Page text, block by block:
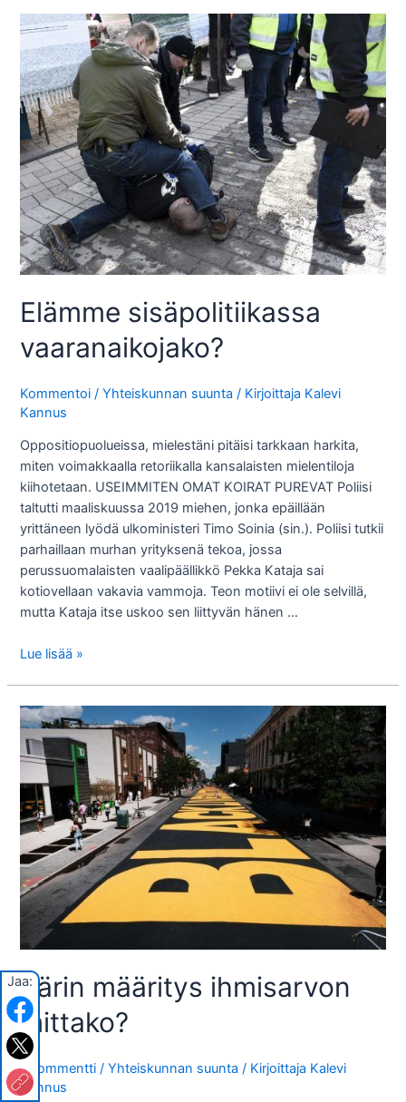
Elämme sisäpolitiikassa
vaaranaikojako?
Kommentoi /Yhteiskunnan suunta / Kirjoittaja Kalevi
Kannus
Oppositiopuolueissa, mielestäni pitäisi tarkkaan harkita,
miten voimakkaalla retoriikalla kansalaisten mielentiloja
kiihotetaan. USEIMMITEN OMAT KOIRAT PUREVAT Poliisi
taltutti maaliskuussa 2019 miehen, jonka epäillään
yrittäneen lyödä ulkoministeri Timo Soinia (sin.). Poliisi tutkii
parhaillaan murhan yrityksenä tekoa, jossa
perussuomalaisten vaalipäällikkö Pekka Kataja sai
kotiovellaan vakavia vammoja. Teon motiivi ei ole selvillä,
mutta Kataja itse uskoo sen liittyvän hänen …
Elämme
Lue lisää »
Värin määritys ihmisarvon
mittako?
1 kommentti /Yhteiskunnan suunta / Kirjoittaja Kalevi
Kannus
Jaa: